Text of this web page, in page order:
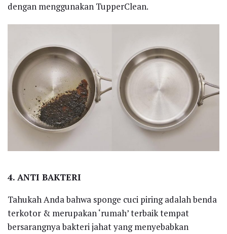
dengan menggunakan TupperClean.
4. ANTI BAKTERI
Tahukah Anda bahwa sponge cuci piring adalah benda
terkotor & merupakan ‘rumah’ terbaik tempat
bersarangnya bakteri jahat yang menyebabkan